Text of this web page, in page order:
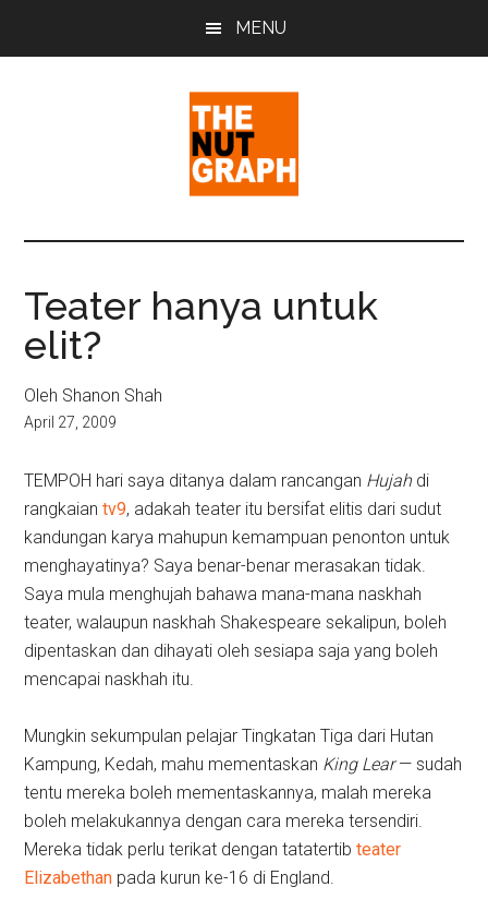
MENU
The
Nut
Graph
Sense
Politics
&
Pop
Culture
Teater hanya untuk
elit?
Oleh Shanon Shah
April 27, 2009
TEMPOH hari saya ditanya dalam rancangan Hujahdi
rangkaiantv9, adakah teater itu bersifat elitis dari sudut
kandungan karya mahupun kemampuan penonton untuk
menghayatinya? Saya benar-benar merasakan tidak.
Saya mula menghujah bahawa mana-mana naskhah
teater, walaupun naskhah Shakespeare sekalipun, boleh
dipentaskan dan dihayati oleh sesiapa saja yang boleh
mencapai naskhah itu.
Mungkin sekumpulan pelajar Tingkatan Tiga dari Hutan
Kampung, Kedah, mahu mementaskan King Lear— sudah
tentu mereka boleh mementaskannya, malah mereka
boleh melakukannya dengan cara mereka tersendiri.
Mereka tidak perlu terikat dengan tatatertibteater
Elizabethan pada kurun ke-16 di England.